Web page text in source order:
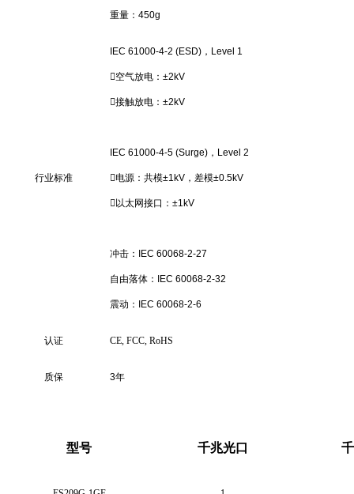
重量：450g
行业标准
IEC 61000-4-2 (ESD)，Level 1
空气放电：±2kV
接触放电：±2kV
IEC 61000-4-5 (Surge)，Level 2
电源：共模±1kV，差模±0.5kV
以太网接口：±1kV
冲击：IEC 60068-2-27
自由落体：IEC 60068-2-32
震动：IEC 60068-2-6
认证 CE, FCC, RoHS
质保 3年
型号 千兆光口